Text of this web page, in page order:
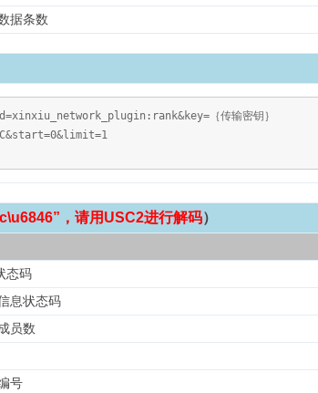
据条数
｛传输密钥｝
，请用USC2进行解码）
态码
息状态码
员数
号